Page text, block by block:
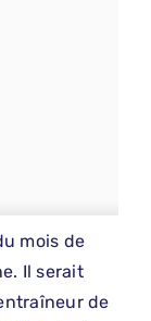
mois de
Il serait
de